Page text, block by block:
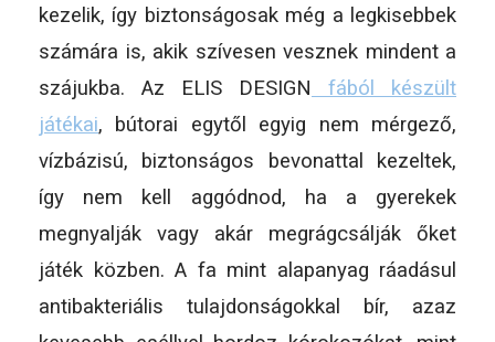
kezelik, így biztonságosak még a legkisebbek
számára is, akik szívesen vesznek mindent a
szájukba. Az ELIS DESIGN fából készült
játékai, bútorai egytől egyig nem mérgező,
vízbázisú, biztonságos bevonattal kezeltek,
így nem kell aggódnod, ha a gyerekek
megnyalják vagy akár megrágcsálják őket
játék közben. A fa mint alapanyag ráadásul
antibakteriális tulajdonságokkal bír, azaz